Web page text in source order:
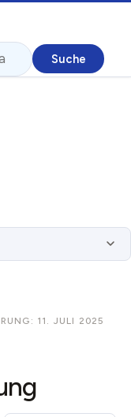
11. JULI 2025